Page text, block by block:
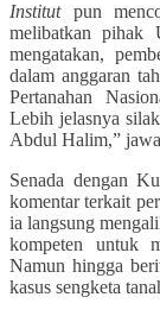
Institutpun
melibatkan pihak
mengatakan,
dalam anggaran
Pertanahan
Lebih jelasnya
Abdul Halim,”
Senada dengan
komentar terkait
ia langsung
kompeten untuk
Namun hingga
kasus sengketa